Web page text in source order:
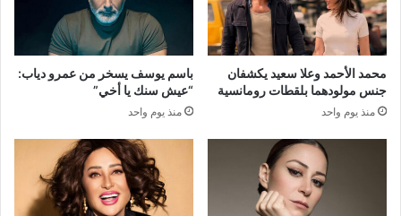
محمد الأحمد وعلا سعيد يكشفان
جنس مولودهما بلقطات رومانسية
منذ يوم واحد
باسم يوسف يسخر من عمرو دياب:
“عيش سنك يا أخي”
منذ يوم واحد